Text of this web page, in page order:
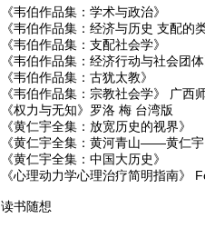
《韦伯作品集：学术与政治》
《韦伯作品集：经济与历史 支配的
《韦伯作品集：支配社会学》
《韦伯作品集：经济行动与社会团
《韦伯作品集：古犹太教》
《韦伯作品集：宗教社会学》 广西
《权力与无知》罗洛 梅 台湾版
《黄仁宇全集：放宽历史的视界》
《黄仁宇全集：黄河青山——黄仁
《黄仁宇全集：中国大历史》
《心理动力学心理治疗简明指南
读书随想